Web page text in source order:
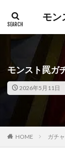
モン
モンスト罠ガ
2026年5月11日
HOME ガチャ